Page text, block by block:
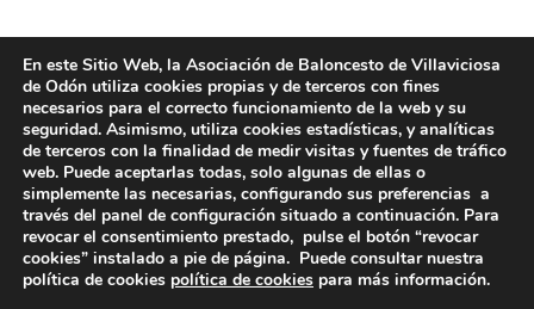
DIRECCIÓN
Camino de Sacedón 15
En este Sitio Web, la Asociación de Baloncesto de Villaviciosa
de Odón utiliza cookies propias y de terceros con fines
necesarios para el correcto funcionamiento de la web y su
seguridad. Asimismo, utiliza cookies estadísticas, y analíticas
de terceros con la finalidad de medir visitas y fuentes de tráfico
web. Puede aceptarlas todas, solo algunas de ellas o
simplemente las necesarias, configurando sus preferencias a
través del panel de configuración situado a continuación. Para
revocar el consentimiento prestado, pulse el botón “revocar
cookies” instalado a pie de página. Puede consultar nuestra
política de cookies política de cookies para más información.